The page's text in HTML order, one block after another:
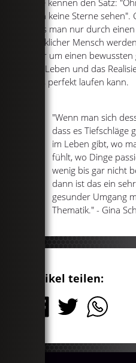
viele kennen den Satz:
man keine Sterne
dass man nur durch
glücklicher Mensch
eher um einen
das Leben und das
alles perfekt laufen kann.
"Wenn man sich
dass es Tiefschläge
im Leben gibt, wo
fühlt, wo Dinge
wenig bis gar nicht
dann ist das ein
gesunder Umgang
Thematik." - Gina
Artikel teilen: